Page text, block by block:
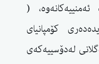
(
كۆمپانیای
لەدۆسییەكەی